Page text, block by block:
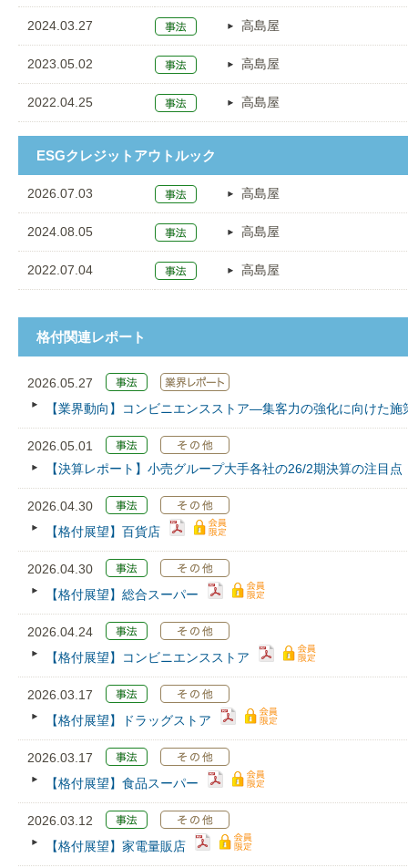
2024.03.27 高島屋
2023.05.02 高島屋
2022.04.25 高島屋
ESGクレジットアウトルック
2026.07.03 高島屋
2024.08.05 高島屋
2022.07.04 高島屋
格付関連レポート
2026.05.27
【業界動向】コンビニエンスストア―集客力の強化に向けた
2026.05.01
【決算レポート】小売グループ大手各社の26/2期決算の注目点
2026.04.30
【格付展望】百貨店
2026.04.30
【格付展望】総合スーパー
2026.04.24
【格付展望】コンビニエンスストア
2026.03.17
【格付展望】ドラッグストア
2026.03.17
【格付展望】食品スーパー
2026.03.12
【格付展望】家電量販店